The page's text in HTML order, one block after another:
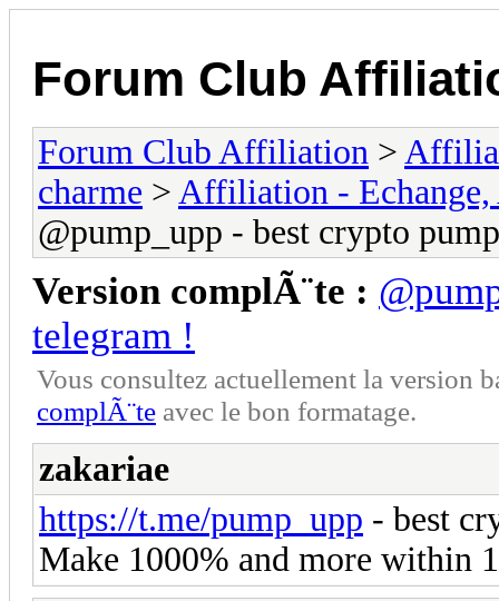
Forum Club
Forum Club Affiliation >
charme > Affiliation - Echange,
@pump_upp - best crypto
Version complÃ¨te :
telegram !
Vous consultez actuellement la
complÃ¨te avec le bon formatage.
zakariae
https://t.me/pump_upp - best
Make 1000% and more within